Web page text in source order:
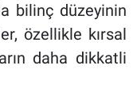
bilinç düzeyinin
özellikle kırsal
daha dikkatli